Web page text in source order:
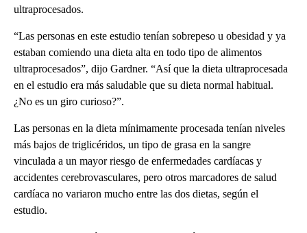
ultraprocesados.
“Las personas en este estudio tenían sobrepeso u obesidad y ya
estaban comiendo una dieta alta en todo tipo de alimentos
ultraprocesados”, dijo Gardner. “Así que la dieta ultraprocesada
en el estudio era más saludable que su dieta normal habitual.
¿No es un giro curioso?”.
Las personas en la dieta mínimamente procesada tenían niveles
más bajos de triglicéridos, un tipo de grasa en la sangre
vinculada a un mayor riesgo de enfermedades cardíacas y
accidentes cerebrovasculares, pero otros marcadores de salud
cardíaca no variaron mucho entre las dos dietas, según el
estudio.